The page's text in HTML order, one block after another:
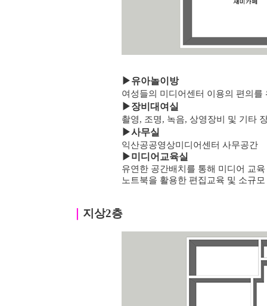
▶유아놀이방
여성들의 미디어센터 이용의 편의
▶장비대여실
촬영, 조명, 녹음, 상영장비 및 기타
▶사무실
익산공공영상미디어센터 사무공간
▶미디어교육실
유연한 공간배치를 통해 미디어 교
노트북을 활용한 편집교육 및 소규
지상2층